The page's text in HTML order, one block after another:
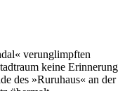
verunglimpften
keine Erinnerung
des »Ruruhaus« an der